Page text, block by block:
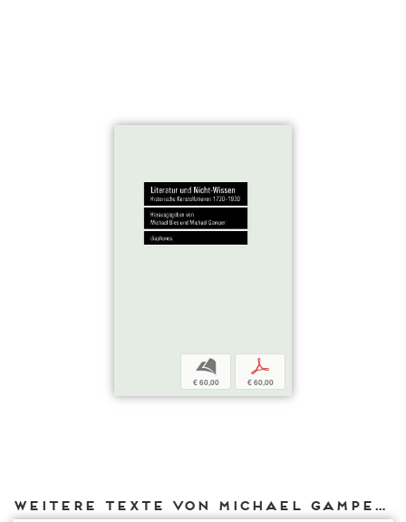
b
€ 60,00
p
€ 60,00
Weitere Texte von Michael Gamper bei DIAPHANES